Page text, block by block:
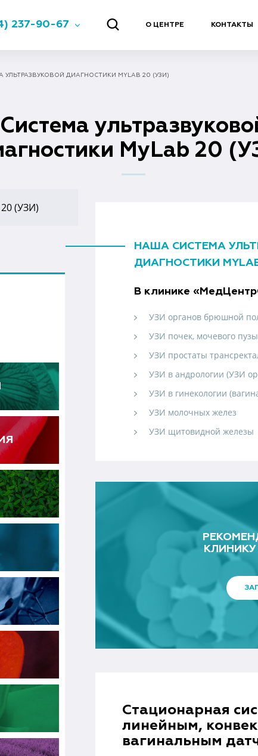
237-90-67 О ЦЕНТРЕ КОНТАКТЫ
УЛЬТРАЗВУКОВОЙ ДИАГНОСТИКИ MYLAB 20 (УЗИ)
Система
MyLab 20
НАША СИСТЕМА
ДИАГНОСТИКИ
В клинике
УЗИ органов брюшной
УЗИ почек, мочевого
УЗИ простаты
УЗИ в андрологии (УЗИ
УЗИ в гинекологии
УЗИ молочных желез
УЗИ щитовидной железы
Стационарная
линейным,
вагинальным